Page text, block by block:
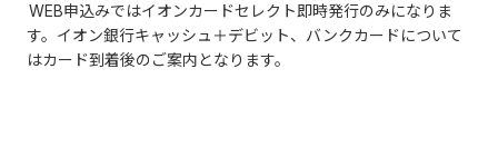
WEB申込みではイオンカードセレクト即時発行のみになりま
す。イオン銀行キャッシュ＋デビット、バンクカードについて
はカード到着後のご案内となります。